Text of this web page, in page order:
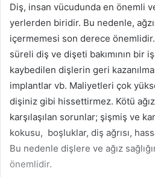
Diş, insan vücudunda en önemli
yerlerden biridir. Bu nedenle,
içermemesi son derece önemlidir.
süreli diş ve dişeti bakımının bir
kaybedilen dişlerin geri
implantlar vb. Maliyetleri çok
dişiniz gibi hissettirmez. Kötü ağız
karşılaşılan sorunlar; şişmiş ve
kokusu, boşluklar, diş ağrısı,
Bu nedenle dişlere ve ağız
önemlidir.